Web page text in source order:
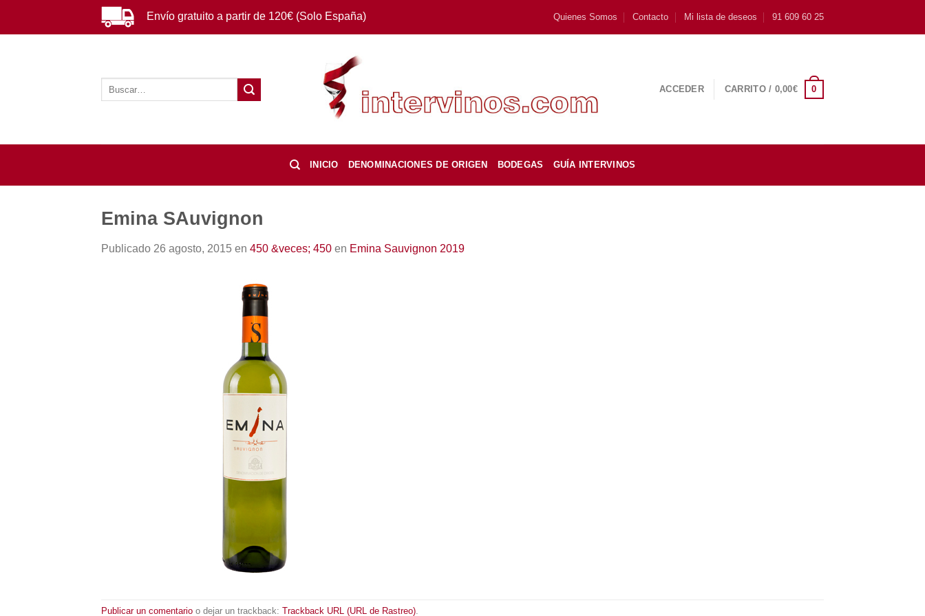
Envío gratuito a partir de 120€ (Solo España) Quienes Somos Contacto Mi lista de deseos 91 609 60 25
ACCEDER CARRITO / 0,00€ 0
INICIO DENOMINACIONES DE ORIGEN BODEGAS GUÍA INTERVINOS
Emina SAuvignon
Publicado 26 agosto, 2015 en 450 &veces; 450 en Emina Sauvignon 2019
Publicar un comentario o dejar un trackback: Trackback URL (URL de Rastreo)